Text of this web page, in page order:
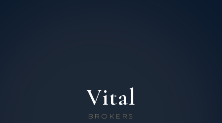
Vital
BROKERS